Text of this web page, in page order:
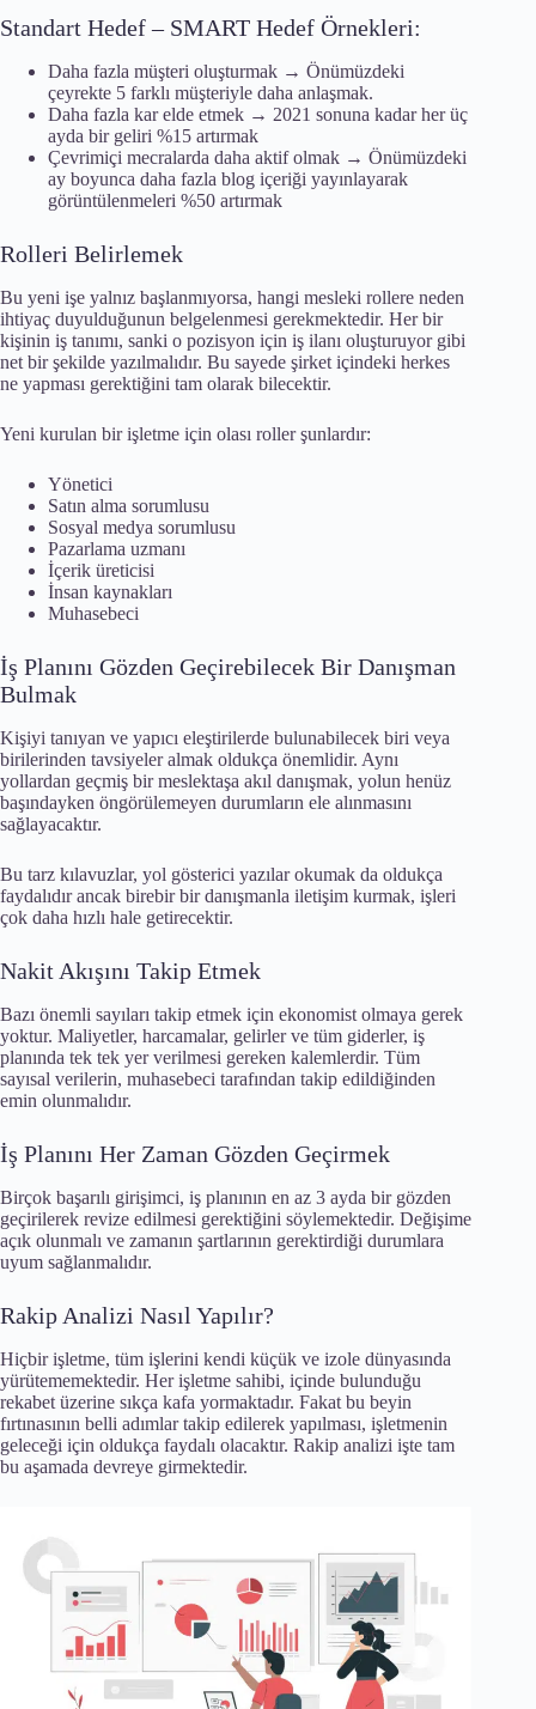
Standart Hedef – SMART Hedef Örnekleri:
Daha fazla müşteri oluşturmak → Önümüzdeki
çeyrekte 5 farklı müşteriyle daha anlaşmak.
Daha fazla kar elde etmek → 2021 sonuna kadar her üç
ayda bir geliri %15 artırmak
Çevrimiçi mecralarda daha aktif olmak → Önümüzdeki
ay boyunca daha fazla blog içeriği yayınlayarak
görüntülenmeleri %50 artırmak
Rolleri Belirlemek
Bu yeni işe yalnız başlanmıyorsa, hangi mesleki rollere neden
ihtiyaç duyulduğunun belgelenmesi gerekmektedir. Her bir
kişinin iş tanımı, sanki o pozisyon için iş ilanı oluşturuyor gibi
net bir şekilde yazılmalıdır. Bu sayede şirket içindeki herkes
ne yapması gerektiğini tam olarak bilecektir.
Yeni kurulan bir işletme için olası roller şunlardır:
Yönetici
Satın alma sorumlusu
Sosyal medya sorumlusu
Pazarlama uzmanı
İçerik üreticisi
İnsan kaynakları
Muhasebeci
İş Planını Gözden Geçirebilecek Bir Danışman
Bulmak
Kişiyi tanıyan ve yapıcı eleştirilerde bulunabilecek biri veya
birilerinden tavsiyeler almak oldukça önemlidir. Aynı
yollardan geçmiş bir meslektaşa akıl danışmak, yolun henüz
başındayken öngörülemeyen durumların ele alınmasını
sağlayacaktır.
Bu tarz kılavuzlar, yol gösterici yazılar okumak da oldukça
faydalıdır ancak birebir bir danışmanla iletişim kurmak, işleri
çok daha hızlı hale getirecektir.
Nakit Akışını Takip Etmek
Bazı önemli sayıları takip etmek için ekonomist olmaya gerek
yoktur. Maliyetler, harcamalar, gelirler ve tüm giderler, iş
planında tek tek yer verilmesi gereken kalemlerdir. Tüm
sayısal verilerin, muhasebeci tarafından takip edildiğinden
emin olunmalıdır.
İş Planını Her Zaman Gözden Geçirmek
Birçok başarılı girişimci, iş planının en az 3 ayda bir gözden
geçirilerek revize edilmesi gerektiğini söylemektedir. Değişime
açık olunmalı ve zamanın şartlarının gerektirdiği durumlara
uyum sağlanmalıdır.
Rakip Analizi Nasıl Yapılır?
Hiçbir işletme, tüm işlerini kendi küçük ve izole dünyasında
yürütememektedir. Her işletme sahibi, içinde bulunduğu
rekabet üzerine sıkça kafa yormaktadır. Fakat bu beyin
fırtınasının belli adımlar takip edilerek yapılması, işletmenin
geleceği için oldukça faydalı olacaktır. Rakip analizi işte tam
bu aşamada devreye girmektedir.